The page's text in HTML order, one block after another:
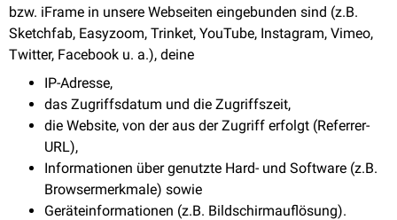
bzw. iFrame in unsere Webseiten eingebunden sind (z.B.
Sketchfab, Easyzoom, Trinket, YouTube, Instagram, Vimeo,
Twitter, Facebook u. a.), deine
IP-Adresse,
das Zugriffsdatum und die Zugriffszeit,
die Website, von der aus der Zugriff erfolgt (Referrer-
URL),
Informationen über genutzte Hard- und Software (z.B.
Browsermerkmale) sowie
Geräteinformationen (z.B. Bildschirmauflösung).